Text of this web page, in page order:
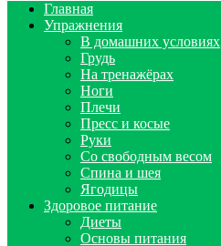
Главная
Упражнения
В домашних условиях
Грудь
На тренажёрах
Ноги
Плечи
Пресс и косые
Руки
Со свободным весом
Спина и шея
Ягодицы
Здоровое питание
Диеты
Основы питания